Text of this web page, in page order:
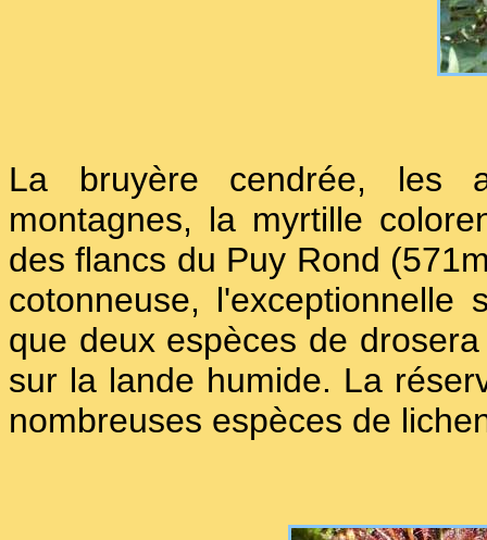
La bruyère cendrée, les
montagnes, la myrtille
des flancs du Puy Rond
cotonneuse,
que deux espèces de
sur la lande humide. La
nombreuses espèces de